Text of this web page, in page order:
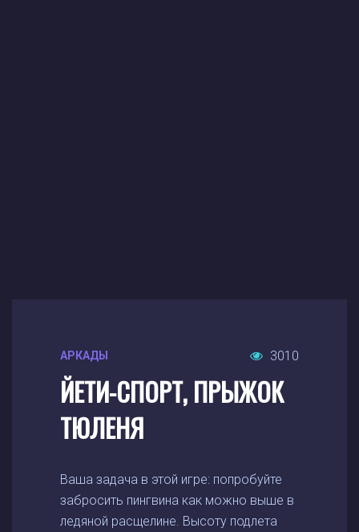
АРКАДЫ 3010
ЙЕТИ-СПОРТ, ПРЫЖОК
ТЮЛЕНЯ
Ваша задача в этой игре: попробуйте
забросить пингвина как можно выше в
ледяной расщелине. Высоту подлета